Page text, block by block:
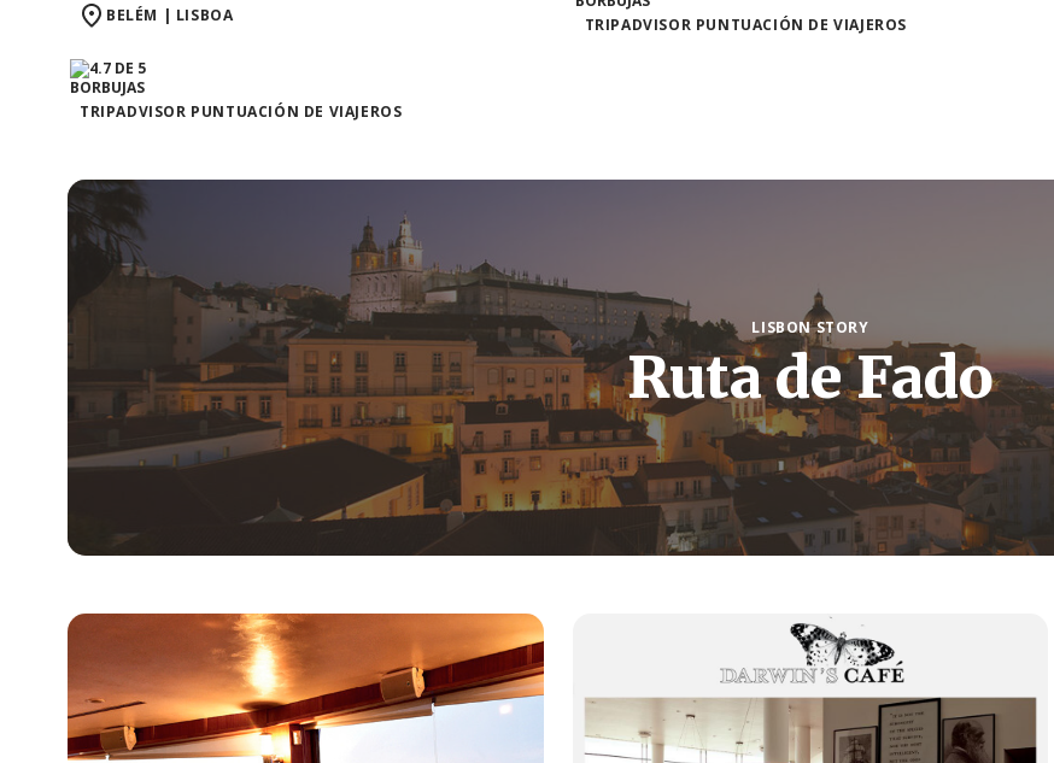
BELÉM | LISBOA
TRIPADVISOR PUNTUACIÓN DE VIAJEROS
TRIPADVISOR PUNTUACIÓN DE VIAJEROS
LISBON STORY
Ruta de Fado